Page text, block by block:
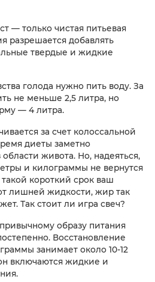
— только чистая питьевая
разрешается добавлять
твердые и жидкие
голода нужно пить воду. За
не меньше 2,5 литра, но
— 4 литра.
за счет колоссальной
диеты заметно
живота. Но, надеяться,
и килограммы не вернутся
такой короткий срок ваш
лишней жидкости, жир так
Так стоит ли игра свеч?
образу питания
Восстановление
занимает около 10-12
включаются жидкие и